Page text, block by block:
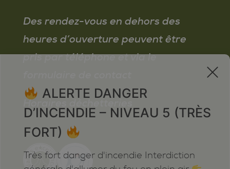
Des rendez-vous en dehors des
heures d’ouverture peuvent être
pris par téléphone et via le
Horaires déchetteries
x
ALERTE DANGER
D’INCENDIE – NIVEAU 5 (TRÈS
FORT)
Très fort danger d'incendie Interdiction